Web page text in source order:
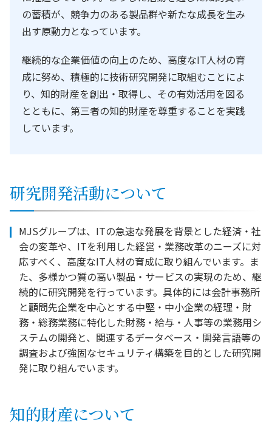
の蓄積が、競争力のある製品群や新たな成長を生み
出す原動力となっています。
継続的な企業価値の向上のため、高度なIT人材の育
成に努め、積極的に技術研究開発に取組むことによ
り、知的財産を創出・取得し、その有効活用を図る
とともに、第三者の知的財産を尊重することを実践
しています。
研究開発活動について
MJSグループは、ITの急速な発展を背景とした経済・社
会の変革や、ITを利用した経営・業務改革のニーズに対
応すべく、高度なIT人材の育成に取り組んでいます。ま
た、多様かつ質の高い製品・サービスの実現のため、継
続的に研究開発を行っています。具体的には会計事務所
と顧問先企業を中心とする中堅・中小企業の経理・財
務・総務業務に特化した財務・給与・人事等の業務用シ
ステムの開発と、関連するデータベース・開発言語等の
調査および強固なセキュリティ構築を目的とした研究開
発に取り組んでいます。
知的財産について